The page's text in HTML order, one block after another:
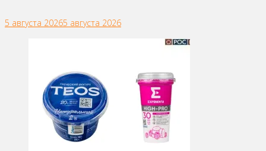
5 августа 20265 августа 2026